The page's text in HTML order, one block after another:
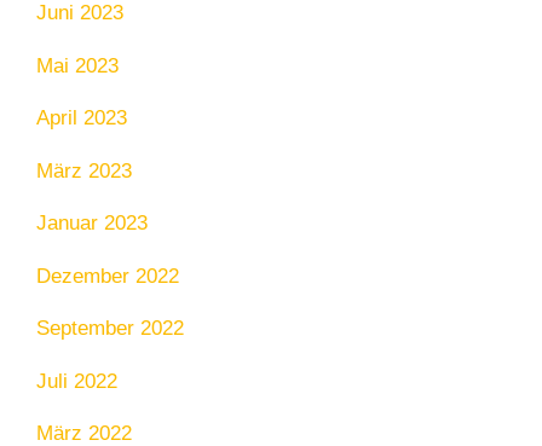
Juni 2023
Mai 2023
April 2023
März 2023
Januar 2023
Dezember 2022
September 2022
Juli 2022
März 2022